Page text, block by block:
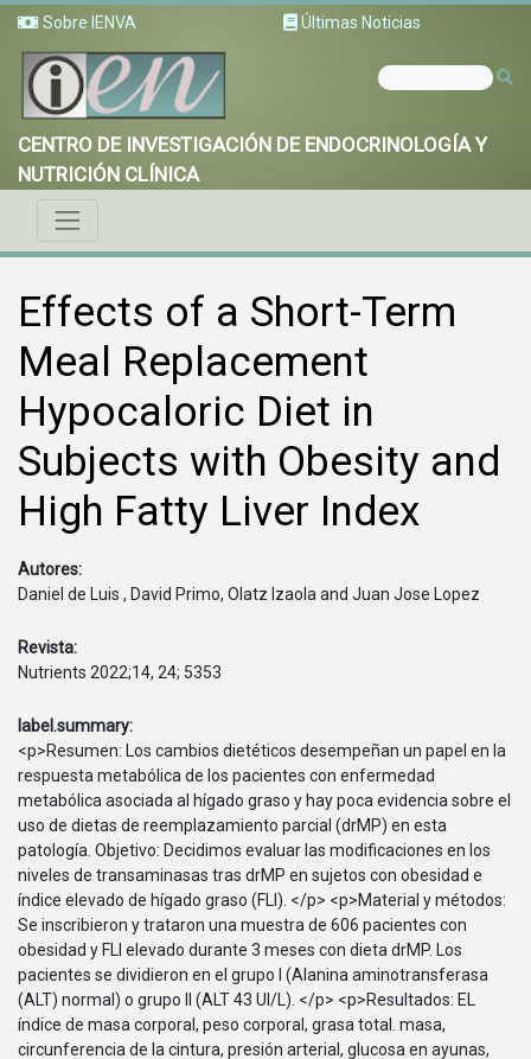
Sobre IENVA Últimas Noticias
CENTRO DE INVESTIGACIÓN DE ENDOCRINOLOGÍA Y
NUTRICIÓN CLÍNICA
Effects of a Short-Term
Meal Replacement
Hypocaloric Diet in
Subjects with Obesity and
High Fatty Liver Index
Autores:
Daniel de Luis , David Primo, Olatz Izaola and Juan Jose Lopez
Revista:
Nutrients 2022;14, 24; 5353
label.summary:
<p>Resumen: Los cambios dietéticos desempeñan un papel en la
respuesta metabólica de los pacientes con enfermedad
metabólica asociada al hígado graso y hay poca evidencia sobre el
uso de dietas de reemplazamiento parcial (drMP) en esta
patología. Objetivo: Decidimos evaluar las modificaciones en los
niveles de transaminasas tras drMP en sujetos con obesidad e
índice elevado de hígado graso (FLI). </p> <p>Material y métodos:
Se inscribieron y trataron una muestra de 606 pacientes con
obesidad y FLI elevado durante 3 meses con dieta drMP. Los
pacientes se dividieron en el grupo I (Alanina aminotransferasa
(ALT) normal) o grupo II (ALT 43 UI/L). </p> <p>Resultados: EL
índice de masa corporal, peso corporal, grasa total. masa,
circunferencia de la cintura, presión arterial, glucosa en ayunas,